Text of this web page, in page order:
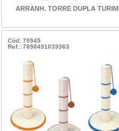
ARRANH. TORRE DUPLA TURIM
Cód: 70945
Ref.: 7898491039363